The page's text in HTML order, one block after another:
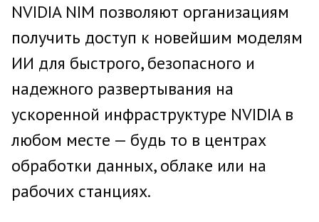
NVIDIA NIM позволяют организациям
получить доступ к новейшим моделям
ИИ для быстрого, безопасного и
надежного развертывания на
ускоренной инфраструктуре NVIDIA в
любом месте — будь то в центрах
обработки данных, облаке или на
рабочих станциях.